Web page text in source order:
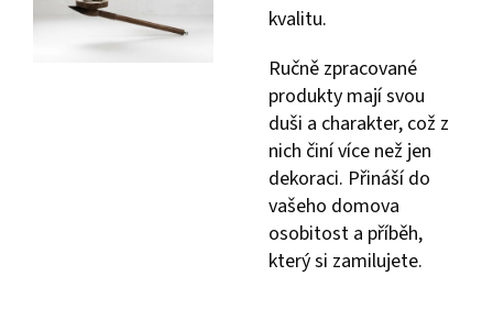
kvalitu.
Ručně zpracované
produkty mají svou
duši a charakter, což z
nich činí více než jen
dekoraci. Přináší do
vašeho domova
osobitost a příběh,
který si zamilujete.